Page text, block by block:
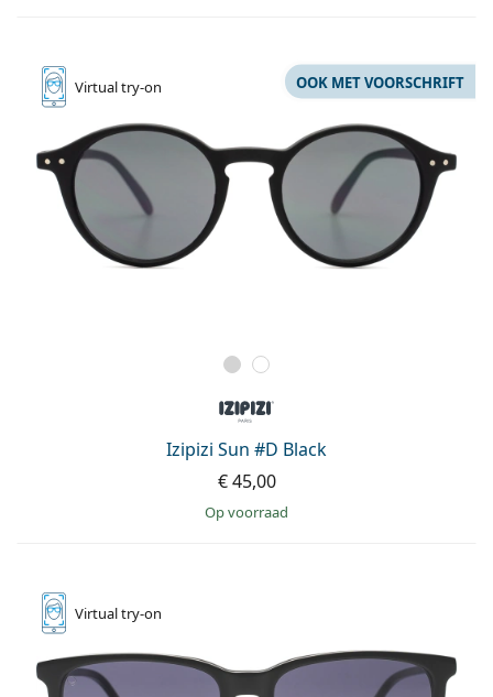
Virtualtry-on
Izipizi Sun #D Black
OOK MET VOORSCHRIFT
€ 45,00
op voorraad
Virtualtry-on